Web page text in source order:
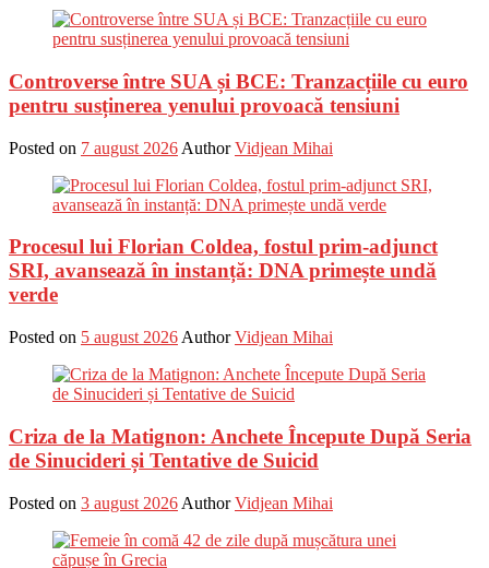
Controverse între SUA și BCE: Tranzacțiile cu euro
pentru susținerea yenului provoacă tensiuni
Posted on 7 august 2026 Author Vidjean Mihai
Procesul lui Florian Coldea, fostul prim-adjunct
SRI, avansează în instanță: DNA primește undă
verde
Posted on 5 august 2026 Author Vidjean Mihai
Criza de la Matignon: Anchete Începute După Seria
de Sinucideri și Tentative de Suicid
Posted on 3 august 2026 Author Vidjean Mihai